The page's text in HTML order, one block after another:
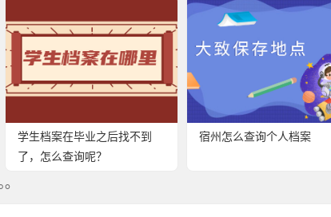
学生档案在毕业之后找不到
了，怎么查询呢？
宿州怎么查询个人档案